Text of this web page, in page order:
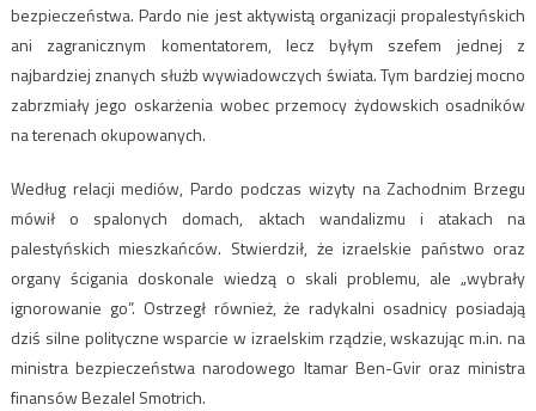
bezpieczeństwa. Pardo nie jest aktywistą organizacji propalestyńskich
ani zagranicznym komentatorem, lecz byłym szefem jednej z
najbardziej znanych służb wywiadowczych świata. Tym bardziej mocno
zabrzmiały jego oskarżenia wobec przemocy żydowskich osadników
na terenach okupowanych.
Według relacji mediów, Pardo podczas wizyty na Zachodnim Brzegu
mówił o spalonych domach, aktach wandalizmu i atakach na
palestyńskich mieszkańców. Stwierdził, że izraelskie państwo oraz
organy ścigania doskonale wiedzą o skali problemu, ale „wybrały
ignorowanie go”. Ostrzegł również, że radykalni osadnicy posiadają
dziś silne polityczne wsparcie w izraelskim rządzie, wskazując m.in. na
ministra bezpieczeństwa narodowego Itamar Ben-Gviroraz ministra
finansówBezalel Smotrich.